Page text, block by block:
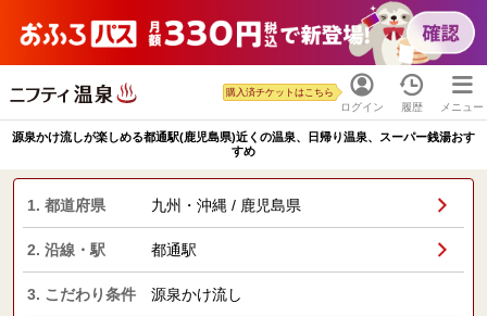
ログイン
購入済チケットはこちら
履歴 メニュー
源泉かけ流しが楽しめる都通駅(鹿児島県)近くの温泉、日帰り温泉、スーパー銭湯おす
すめ
1. 都道府県 九州・沖縄 / 鹿児島県
2. 沿線・駅 都通駅
3. こだわり条件 源泉かけ流し